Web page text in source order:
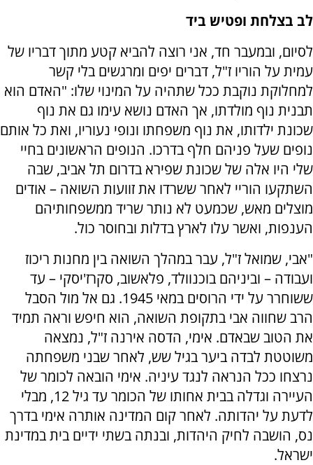
לב בצלחת ופטיש ביד
לסיום, ובמעבר חד, אני רוצה להביא קטע מתוך דבריו של
עמית על הוריו ז"ל, דברים יפים ומרגשים בלי קשר
למחלוקת נוקבת ככל שתהיה על המינוי שלו: "האדם הוא
תבנית נוף מולדתו, אך האדם נושא עימו גם את נוף
שכונת ילדותו, את נוף משפחתו ונופי נעוריו, ואת כל אותם
נופים שעל פניהם חלף בדרכו. הנופים הראשונים בחיי
שלי היו אלה של שכונת שפירא בדרום תל אביב, שבה
השתקעו הוריי לאחר ששרדו את זוועות השואה – אודים
מוצלים מאש, שכמעט לא נותר שריד ממשפחותיהם
הענפות, ואשר עלו לארץ בדלות ובחוסר כול.
"אבי, שמואל ז"ל, עבר במהלך השואה בין מחנות ריכוז
ועבודה – וביניהם בוכנוולד, פלאשוב, סקרז'יסקי – עד
ששוחרר על ידי הרוסים במאי 1945. גם אל מול הסבל
הרב שחווה אבי בתקופת השואה, הוא חיפש וראה תמיד
את הטוב שבאדם. אימי, הדסה אירנה ז"ל, נמצאה
משוטטת לבדה ביער בגיל שש, לאחר שבני משפחתה
נרצחו ככל הנראה לנגד עיניה. אימי הובאה לכומר של
העיירה וגדלה בבית אחותו של הכומר עד גיל 12, מבלי
לדעת על יהדותה. לאחר קום המדינה אותרה אימי בדרך
נס, הושבה לחיק היהדות, ובנתה בשתי ידיים בית במדינת
ישראל.